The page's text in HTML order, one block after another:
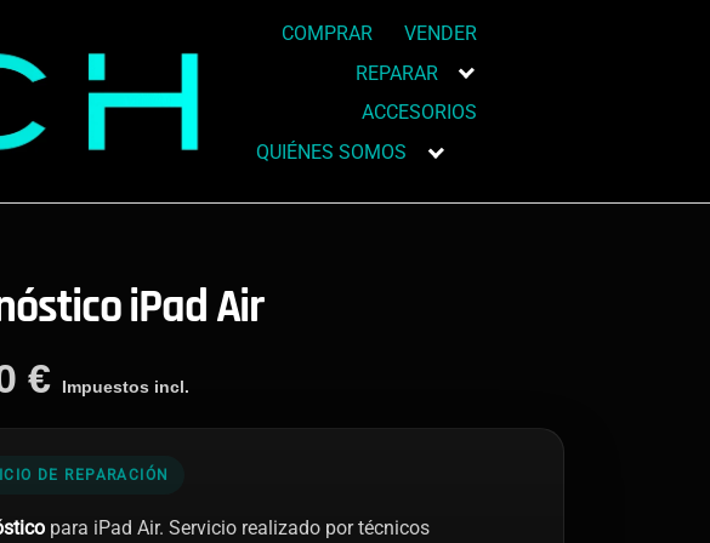
COMPRAR
VENDER
REPARAR
ACCESORIOS
QUIÉNES SOMOS
iPad Air
€ Impuestos incl.
DE REPARACIÓN
para iPad Air. Servicio realizado por técnicos